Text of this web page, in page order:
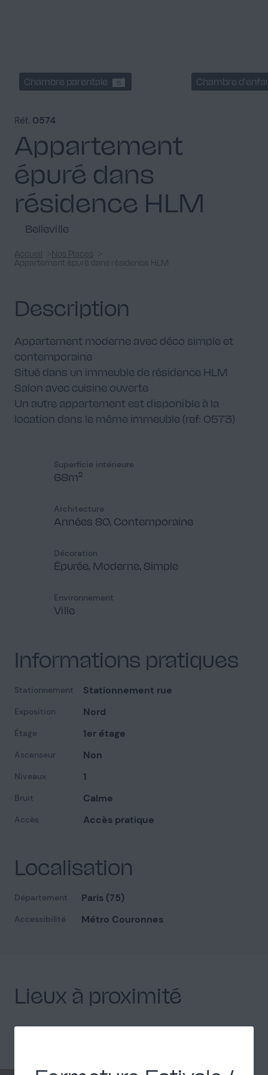
Chambre parentale 5 Chambre
Réf. 0574
Appartement
épuré dans
résidence HLM
Belleville
Accueil
Nos Places
Appartement épuré dans résidence HLM
Description
Appartement moderne avec déco simple et
contemporaine
Situé dans un immeuble de résidence HLM
Salon avec cuisine ouverte
Un autre appartement est disponible à la
location dans le même immeuble (ref: 0573)
Superficie intérieure
68m²
Architecture
Années 80, Contemporaine
Décoration
Épurée, Moderne, Simple
Environnement
Ville
Informations pratiques
Stationnement Stationnement rue
Exposition Nord
Étage 1er étage
Ascenseur Non
Niveaux 1
Bruit Calme
Accès Accès pratique
Localisation
Département Paris (75)
Accessibilité Métro Couronnes
Lieux à proximité
Découvrez les autres lieux proches